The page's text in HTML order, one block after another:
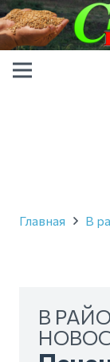
Главная В
В